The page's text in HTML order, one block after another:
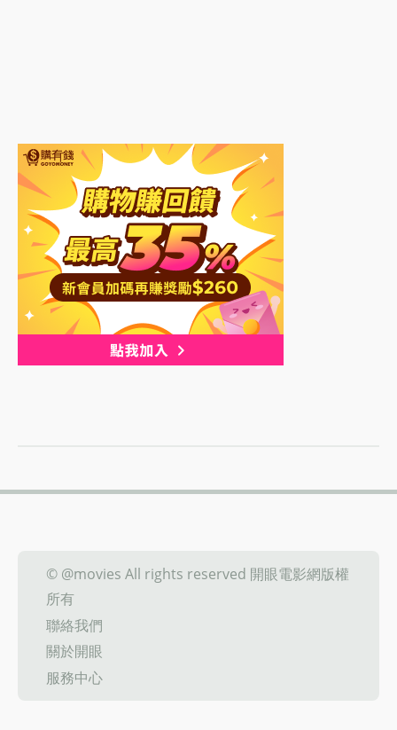
© @movies All rights reserved 開眼電影網版權
所有
聯絡我們
關於開眼
服務中心